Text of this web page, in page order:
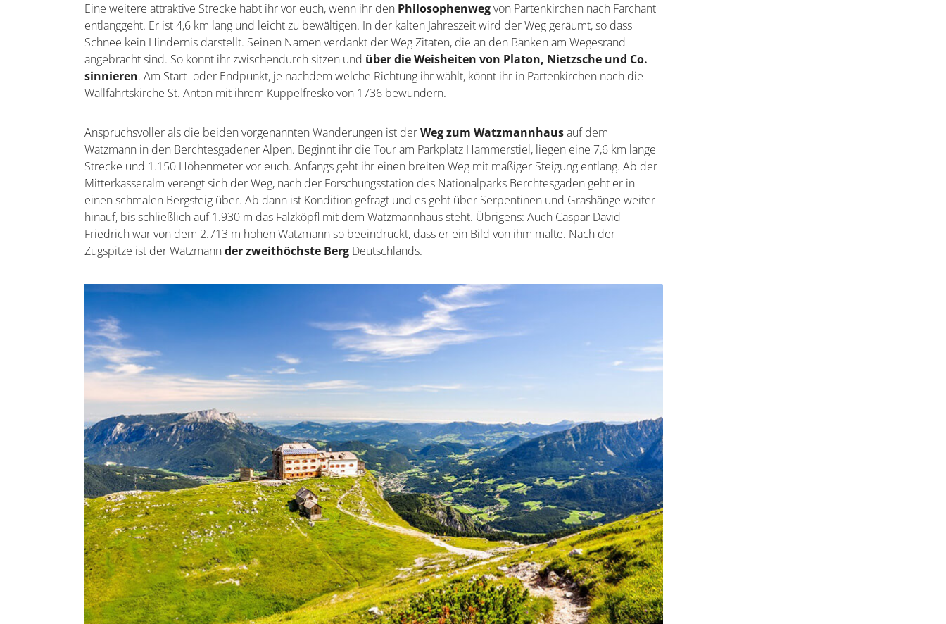
Eine weitere attraktive Strecke habt ihr vor euch, wenn ihr den Philosophenwegvon Partenkirchen nach Farchant
entlanggeht. Er ist 4,6 km lang und leicht zu bewältigen. In der kalten Jahreszeit wird der Weg geräumt, so dass
Schnee kein Hindernis darstellt. Seinen Namen verdankt der Weg Zitaten, die an den Bänken am Wegesrand
angebracht sind. So könnt ihr zwischendurch sitzen und über die Weisheiten von Platon, Nietzsche und Co.
sinnieren. Am Start- oder Endpunkt, je nachdem welche Richtung ihr wählt, könnt ihr in Partenkirchen noch die
Wallfahrtskirche St. Anton mit ihrem Kuppelfresko von 1736 bewundern.
Anspruchsvoller als die beiden vorgenannten Wanderungen ist derWeg zum Watzmannhausauf dem
Watzmann in den Berchtesgadener Alpen. Beginnt ihr die Tour am Parkplatz Hammerstiel, liegen eine 7,6 km lange
Strecke und 1.150 Höhenmeter vor euch. Anfangs geht ihr einen breiten Weg mit mäßiger Steigung entlang. Ab der
Mitterkasseralm verengt sich der Weg, nach der Forschungsstation des Nationalparks Berchtesgaden geht er in
einen schmalen Bergsteig über. Ab dann ist Kondition gefragt und es geht über Serpentinen und Grashänge weiter
hinauf, bis schließlich auf 1.930 m das Falzköpfl mit dem Watzmannhaus steht. Übrigens: Auch Caspar David
Friedrich war von dem 2.713 m hohen Watzmann so beeindruckt, dass er ein Bild von ihm malte. Nach der
Zugspitze ist der Watzmannder zweithöchste Berg Deutschlands.